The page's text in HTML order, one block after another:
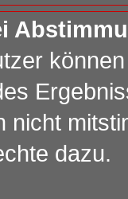
nicht
dazu.